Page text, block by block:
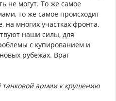
не могут. То же самое
то же самое происходит
на многих участках фронта,
наши силы, для
с купированием и
рубежах. Враг
армии к крушению